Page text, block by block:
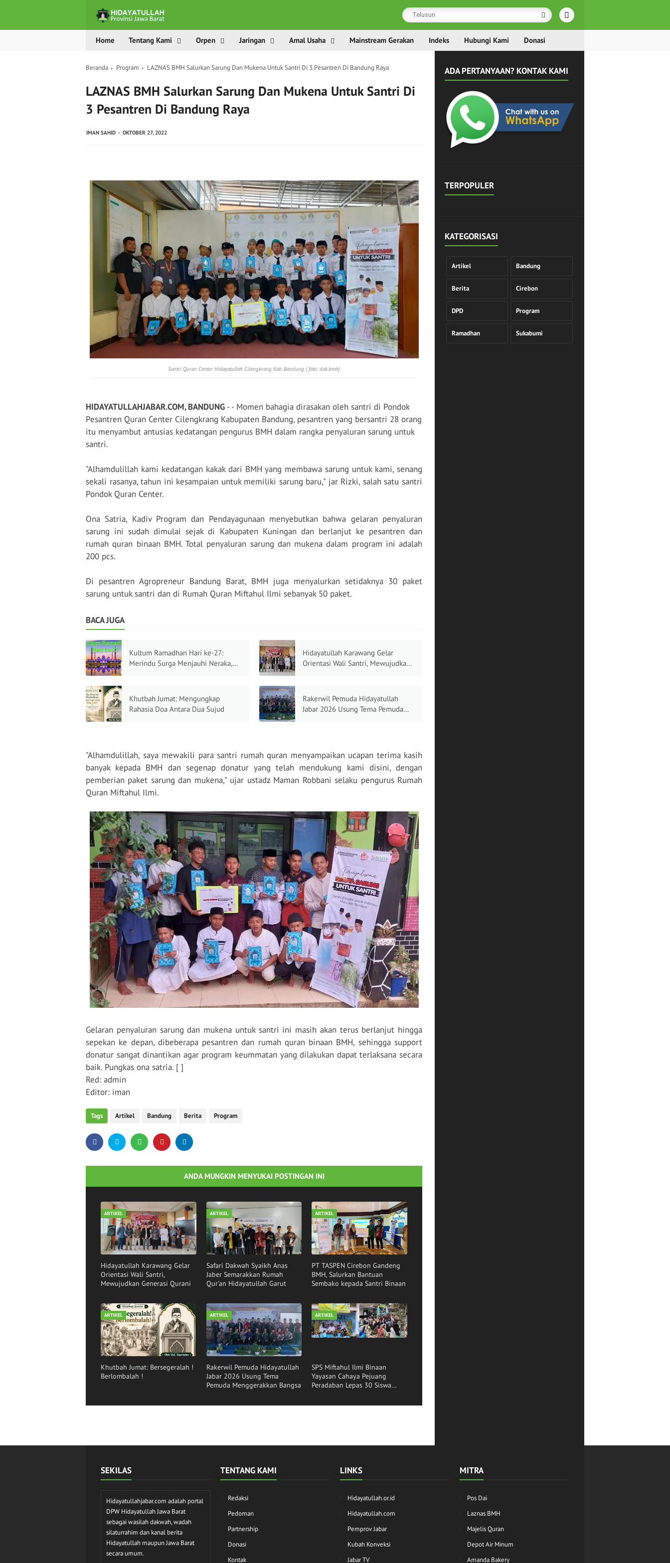
Home Tentang Kami Orpen Jaringan Amal Usaha Mainstream Gerakan Indeks Hubungi Kami Donasi
Beranda Program LAZNAS BMH Salurkan Sarung Dan Mukena Untuk Santri Di 3 Pesantren Di Bandung Raya
LAZNAS BMH Salurkan Sarung Dan Mukena Untuk Santri Di
3 Pesantren Di Bandung Raya
IMAN SAHID OKTOBER 27, 2022
Santri Quran Center Hidayatullah Cilengkrang Kab. Bandung ( foto: dok.bmh)
HIDAYATULLAHJABAR.COM, BANDUNG - - Momen bahagia dirasakan oleh santri di Pondok
Pesantren Quran Center Cilengkrang Kabupaten Bandung, pesantren yang bersantri 28 orang
itu menyambut antusias kedatangan pengurus BMH dalam rangka penyaluran sarung untuk
santri.
"Alhamdulillah kami kedatangan kakak dari BMH yang membawa sarung untuk kami, senang
sekali rasanya, tahun ini kesampaian untuk memiliki sarung baru," jar Rizki, salah satu santri
Pondok Quran Center.
Ona Satria, Kadiv Program dan Pendayagunaan menyebutkan bahwa gelaran penyaluran
sarung ini sudah dimulai sejak di Kabupaten Kuningan dan berlanjut ke pesantren dan
rumah quran binaan BMH. Total penyaluran sarung dan mukena dalam program ini adalah
200 pcs.
Di pesantren Agropreneur Bandung Barat, BMH juga menyalurkan setidaknya 30 paket
sarung untuk santri dan di Rumah Quran Miftahul Ilmi sebanyak 50 paket.
BACA JUGA
Kultum Ramadhan Hari ke-27:
Merindu Surga Menjauhi Neraka,
Hidayatullah Karawang Gelar
Orientasi Wali Santri, Mewujudkan
Khutbah Jumat: Mengungkap
Rahasia Doa Antara Dua Sujud
Rakerwil Pemuda Hidayatullah
Jabar 2026 Usung Tema Pemuda
"Alhamdulillah, saya mewakili para santri rumah quran menyampaikan ucapan terima kasih
banyak kepada BMH dan segenap donatur yang telah mendukung kami disini, dengan
pemberian paket sarung dan mukena," ujar ustadz Maman Robbani selaku pengurus Rumah
Quran Miftahul Ilmi.
Gelaran penyaluran sarung dan mukena untuk santri ini masih akan terus berlanjut hingga
sepekan ke depan, dibeberapa pesantren dan rumah quran binaan BMH, sehingga support
donatur sangat dinantikan agar program keummatan yang dilakukan dapat terlaksana secara
baik. Pungkas ona satria. [ ]
Red: admin
Editor: iman
Tags Artikel Bandung Berita Program
ANDA MUNGKIN MENYUKAI POSTINGAN INI
ARTIKEL
Hidayatullah Karawang Gelar
Orientasi Wali Santri,
Mewujudkan Generasi Qurani
ARTIKEL
Safari Dakwah Syaikh Anas
Jaber Semarakkan Rumah
Qur'an Hidayatullah Garut
ARTIKEL
PT TASPEN Cirebon Gandeng
BMH, Salurkan Bantuan
Sembako kepada Santri Binaan
ARTIKEL
Khutbah Jumat: Bersegeralah !
Berlombalah !
ARTIKEL
Rakerwil Pemuda Hidayatullah
Jabar 2026 Usung Tema
Pemuda Menggerakkan Bangsa
ARTIKEL
SPS Miftahul Ilmi Binaan
Yayasan Cahaya Pejuang
Peradaban Lepas 30 Siswa
ADA PERTANYAAN? KONTAK KAMI
TERPOPULER
KATEGORISASI
Artikel Bandung
Berita Cirebon
DPD Program
Ramadhan Sukabumi
SEKILAS
Hidayatullahjabar.com adalah portal
DPW Hidayatullah Jawa Barat
sebagai wasilah dakwah, wadah
silaturrahim dan kanal berita
Hidayatullah maupun Jawa Barat
secara umum.
TENTANG KAMI
Redaksi
Pedoman
Partnership
Donasi
Kontak
LINKS
Hidayatullah.or.id
Hidayatullah.com
Pemprov Jabar
Kubah Konveksi
Jabar TV
MITRA
Pos Dai
Laznas BMH
Majelis Quran
Depot Air Minum
Amanda Bakery